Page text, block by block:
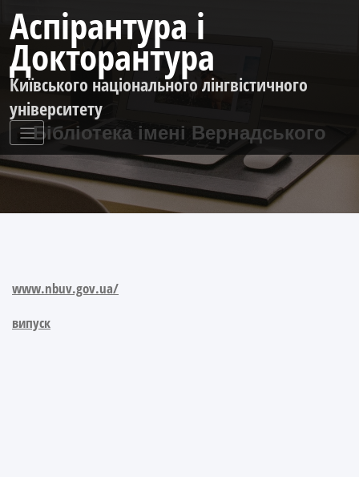
контенту
Аспірантура і
Докторантура
Київського національного лінгвістичного
університету
Бібліотека імені Вернадського
www.nbuv.gov.ua/
випуск